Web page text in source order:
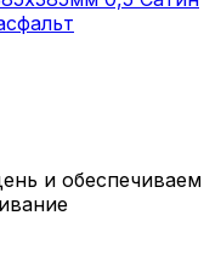
и обеспечиваем